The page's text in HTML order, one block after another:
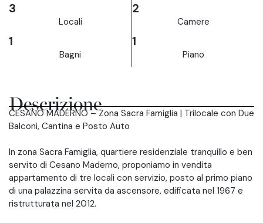
3
Locali
2
Camere
1
Bagni
1
Piano
Descrizione
CESANO MADERNO – Zona Sacra Famiglia | Trilocale con Due
Balconi, Cantina e Posto Auto
In zona Sacra Famiglia, quartiere residenziale tranquillo e ben
servito di Cesano Maderno, proponiamo in vendita
appartamento di tre locali con servizio, posto al primo piano
di una palazzina servita da ascensore, edificata nel 1967 e
ristrutturata nel 2012.